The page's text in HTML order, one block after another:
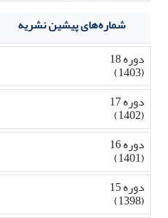
شماره‌های پیشین نشریه
دوره 18
(1403)
دوره 17
(1402)
دوره 16
(1401)
دوره 15
(1398)